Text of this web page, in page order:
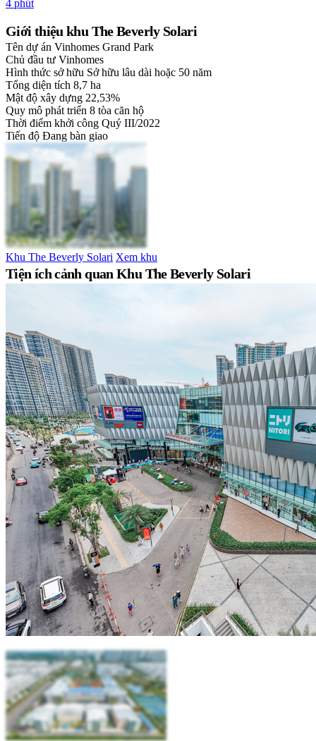
4 phút
Giới thiệu khu The Beverly Solari
Tên dự án Vinhomes Grand Park
Chủ đầu tư Vinhomes
Hình thức sở hữu Sở hữu lâu dài hoặc 50 năm
Tổng diện tích 8,7 ha
Mật độ xây dựng 22,53%
Quy mô phát triển 8 tòa căn hộ
Thời điểm khởi công Quý III/2022
Tiến độ Đang bàn giao
Khu The Beverly Solari Xem khu
Tiện ích cảnh quan Khu The Beverly Solari